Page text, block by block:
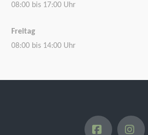
08:00 bis 17:00 Uhr
Freitag
08:00 bis 14:00 Uhr